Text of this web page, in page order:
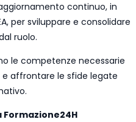
continuo, in
per sviluppare e consolidare
ruolo.
le competenze necessarie
affrontare le sfide legate
Formazione24H